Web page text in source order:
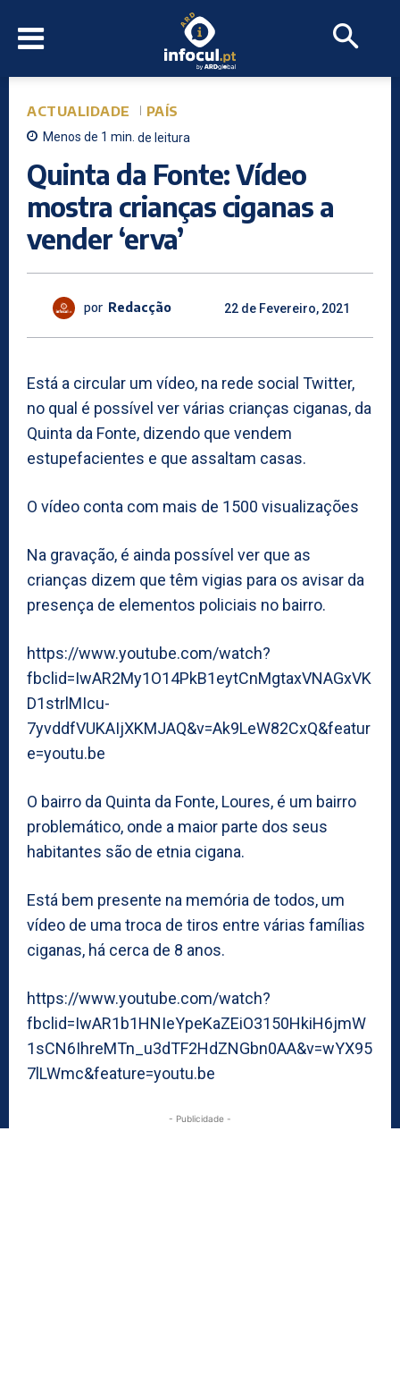
ACTUALIDADE PAÍS
Menos de 1 min. de leitura
Quinta da Fonte: Vídeo
mostra crianças ciganas a
vender ‘erva’
por Redacção 22 de Fevereiro, 2021
Está a circular um vídeo, na rede social Twitter,
no qual é possível ver várias crianças ciganas, da
Quinta da Fonte, dizendo que vendem
estupefacientes e que assaltam casas.
O vídeo conta com mais de 1500 visualizações
Na gravação, é ainda possível ver que as
crianças dizem que têm vigias para os avisar da
presença de elementos policiais no bairro.
https://www.youtube.com/watch?
fbclid=IwAR2My1O14PkB1eytCnMgtaxVNAGxVK
D1strlMIcu-
7yvddfVUKAIjXKMJAQ&v=Ak9LeW82CxQ&featur
e=youtu.be
O bairro da Quinta da Fonte, Loures, é um bairro
problemático, onde a maior parte dos seus
habitantes são de etnia cigana.
Está bem presente na memória de todos, um
vídeo de uma troca de tiros entre várias famílias
ciganas, há cerca de 8 anos.
https://www.youtube.com/watch?
fbclid=IwAR1b1HNIeYpeKaZEiO3150HkiH6jmW
1sCN6IhreMTn_u3dTF2HdZNGbn0AA&v=wYX95
7lLWmc&feature=youtu.be
- Publicidade -